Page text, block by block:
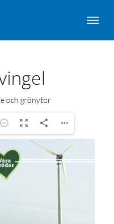
och grönytor